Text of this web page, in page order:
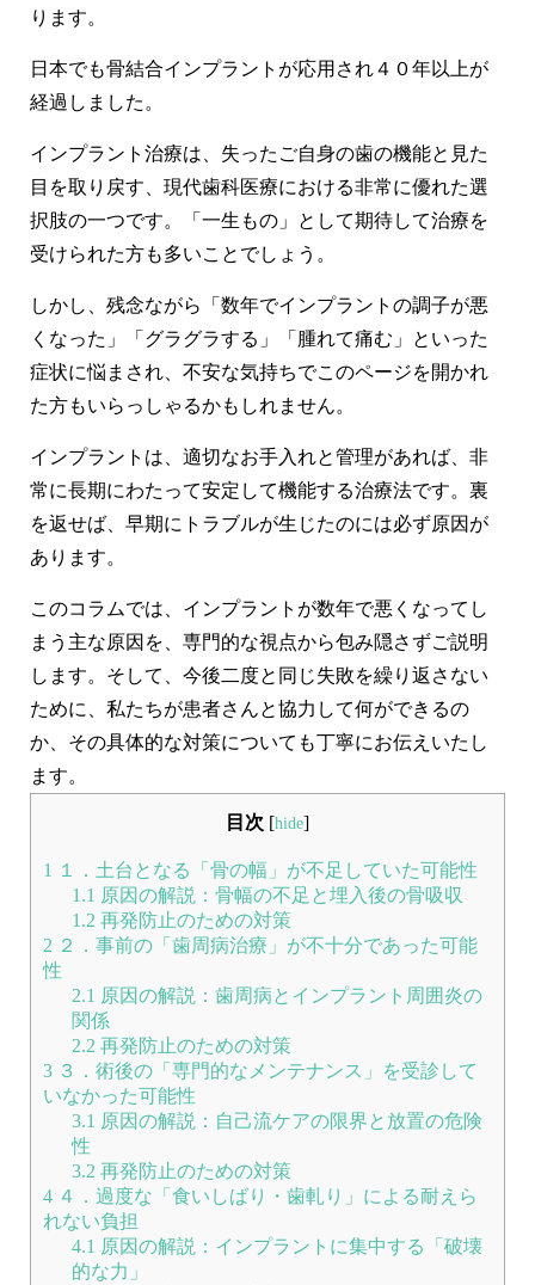
医院紹介
アクセス
採用情報
コロナウイルス感染症対策についてのお願い
サイトマップ
ります。
日本でも骨結合インプラントが応用され４０年以上が
経過しました。
インプラント治療は、失ったご自身の歯の機能と見た
目を取り戻す、現代歯科医療における非常に優れた選
択肢の一つです。「一生もの」として期待して治療を
受けられた方も多いことでしょう。
しかし、残念ながら「数年でインプラントの調子が悪
くなった」「グラグラする」「腫れて痛む」といった
症状に悩まされ、不安な気持ちでこのページを開かれ
た方もいらっしゃるかもしれません。
インプラントは、適切なお手入れと管理があれば、非
常に長期にわたって安定して機能する治療法です。裏
を返せば、 早期にトラブルが生じたのには必ず原因が
あります。
このコラムでは、インプラントが数年で悪くなってし
まう主な原因を、専門的な視点から包み隠さずご説明
します。そして、 今後二度と同じ失敗を繰り返さない
ために、私たちが患者さんと協力して何ができるの
か 、その具体的な対策についても丁寧にお伝えいたし
ます。
目次 [hide]
1
１．土台となる「骨の幅」が不足していた可能性
1.1 原因の解説：骨幅の不足と埋入後の骨吸収
1.2 再発防止のための対策
2 ２．事前の「歯周病治療」が不十分であった可能
性
2.1 原因の解説：歯周病とインプラント周囲炎の
関係
2.2 再発防止のための対策
3 ３．術後の「専門的なメンテナンス」を受診して
いなかった可能性
3.1 原因の解説：自己流ケアの限界と放置の危険
性
3.2 再発防止のための対策
4 ４．過度な「食いしばり・歯軋り」による耐えら
れない負担
4.1 原因の解説：インプラントに集中する「破壊
的な力」